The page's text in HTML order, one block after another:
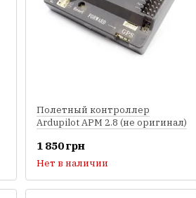
Полетный контроллер
Ardupilot APM 2.8 (не оригинал)
1 850 грн
Нет в наличии